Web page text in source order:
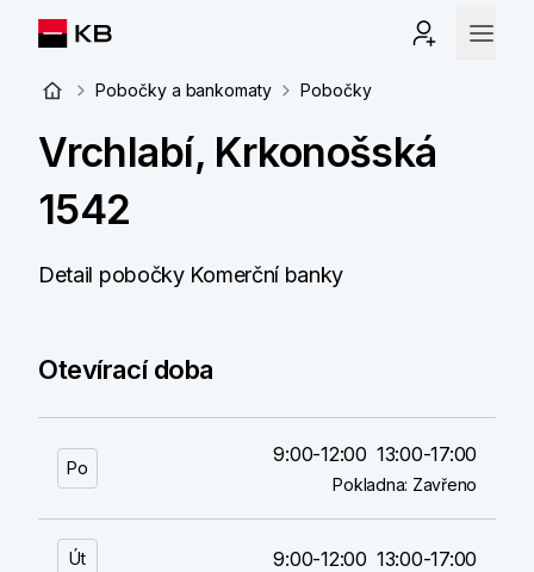
Pobočky a bankomaty Pobočky
Vrchlabí, Krkonošská
1542
Detail pobočky Komerční banky
Otevírací doba
Po
9:00-12:00 13:00-17:00
Pokladna: Zavřeno
Út 9:00-12:00 13:00-17:00